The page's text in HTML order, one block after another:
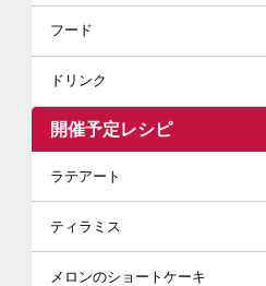
フード
ドリンク
開催予定レシピ
ラテアート
ティラミス
メロンのショートケーキ